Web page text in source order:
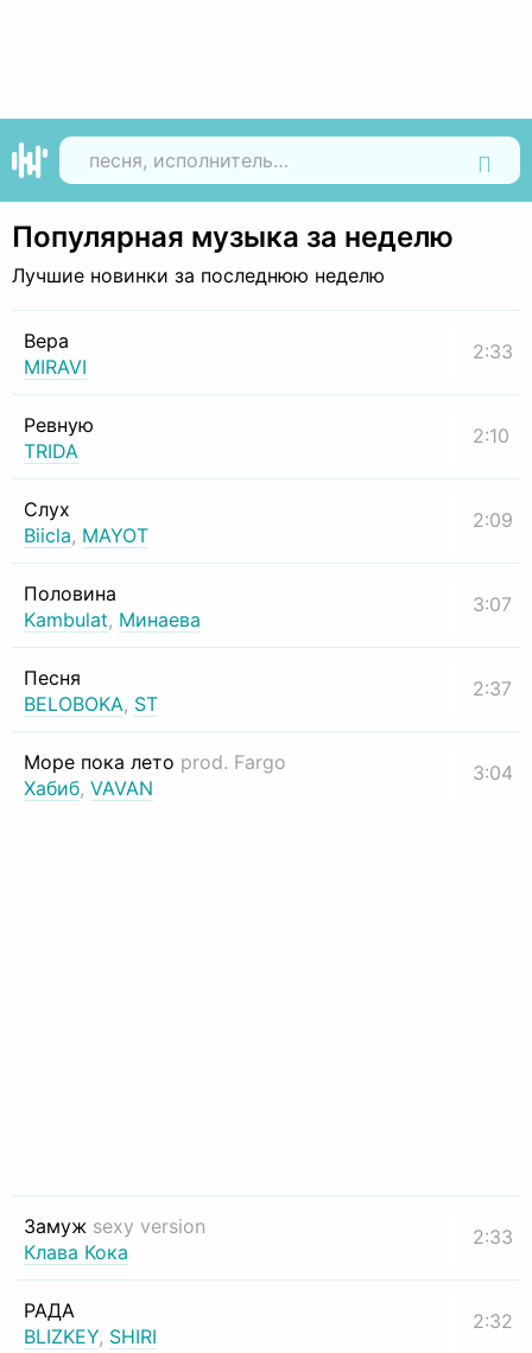
Популярная музыка за неделю
Лучшие новинки за последнюю неделю
Вера
MIRAVI
2:33
Ревную
TRIDA
2:10
Слух
Biicla, MAYOT
2:09
Половина
Kambulat, Минаева
3:07
Песня
BELOBOKA, ST
2:37
Море пока лето prod. Fargo
Хабиб, VAVAN
3:04
Замуж sexy version
Клава Кока
2:33
РАДА
BLIZKEY, SHIRI
2:32